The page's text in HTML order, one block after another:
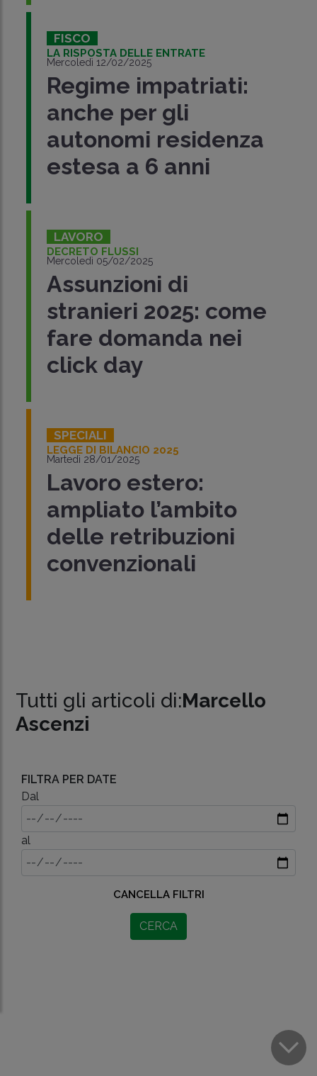
FISCO
LA RISPOSTA DELLE ENTRATE
Mercoledì 12/02/2025
Regime impatriati:
anche per gli
autonomi residenza
estesa a 6 anni
LAVORO
DECRETO FLUSSI
Mercoledì 05/02/2025
Assunzioni di
stranieri 2025: come
fare domanda nei
click day
SPECIALI
LEGGE DI BILANCIO 2025
Martedì 28/01/2025
Lavoro estero:
ampliato l’ambito
delle retribuzioni
convenzionali
Tutti gli articoli di:Marcello
Ascenzi
FILTRA PER DATE
Dal
al
CANCELLA FILTRI
CERCA